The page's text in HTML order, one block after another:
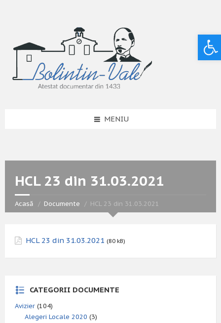
MENIU
HCL 23 din 31.03.2021
Acasă Documente HCL 23 din 31.03.2021
HCL 23 din 31.03.2021 (80 kB)
CATEGORII DOCUMENTE
Avizier (104)
Alegeri Locale 2020 (3)
Deschide bara de unelte